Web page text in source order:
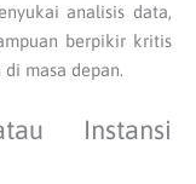
analisis data,
berpikir kritis
masa depan.
Instansi